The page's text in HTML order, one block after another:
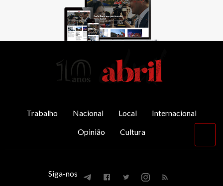
Trabalho Nacional Local
Internacional
Opinião
Cultura
Siga-nos